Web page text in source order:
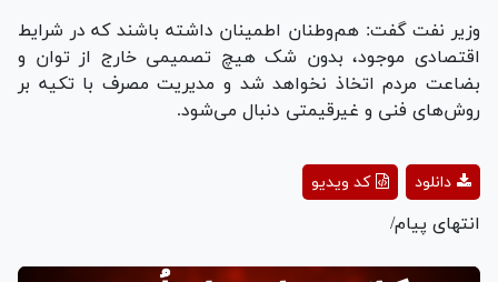
وزیر نفت گفت: هم‌وطنان اطمینان داشته باشند که در شرایط
اقتصادی موجود، بدون شک هیچ تصمیمی خارج از توان و
بضاعت مردم اتخاذ نخواهد شد و مدیریت مصرف با تکیه بر
روش‌های فنی و غیرقیمتی دنبال می‌شود.
Playکد ویدیو دانلود
انتهای پیام/